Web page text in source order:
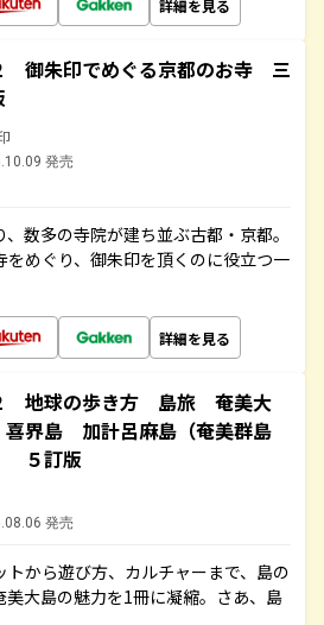
詳細を見る
御朱印でめぐる京都のお寺 三
発売
数多の寺院が建ち並ぶ古都・京都。
めぐり、御朱印を頂くのに役立つ一
詳細を見る
地球の歩き方 島旅 奄美大
界島 加計呂麻島（奄美群島
５訂版
発売
から遊び方、カルチャーまで、島の
大島の魅力を1冊に凝縮。さあ、島